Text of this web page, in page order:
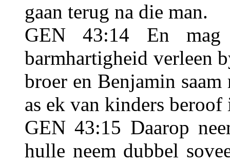
gaan terug na die man.
GEN 43:14 En
barmhartigheid verleen
broer en Benjamin
as ek van kinders
GEN 43:15 Daarop
hulle neem dubbel